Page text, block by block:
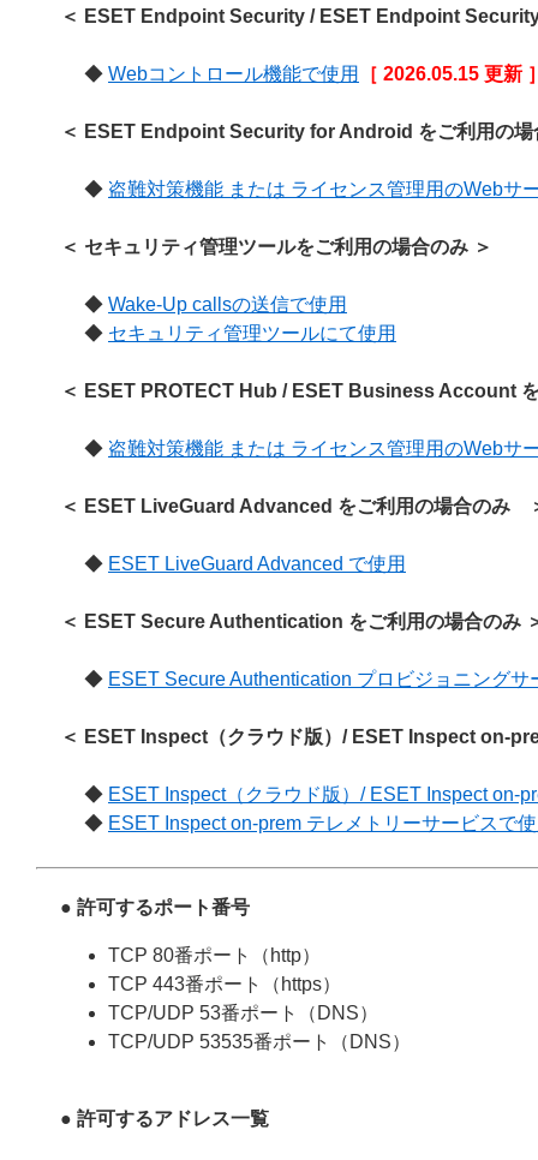
＜ ESET Endpoint Security / ESET Endpoint
◆ Webコントロール機能で使用 ［ 2026.05.15 更新
＜ ESET Endpoint Security for Android をご利用の場
◆ 盗難対策機能 または ライセンス管理用のWebサ
＜ セキュリティ管理ツールをご利用の場合のみ ＞
◆ Wake-Up callsの送信で使用
◆ セキュリティ管理ツールにて使用
＜ ESET PROTECT Hub / ESET Business Account
◆ 盗難対策機能 または ライセンス管理用のWebサ
＜ ESET LiveGuard Advanced をご利用の場合の
◆ ESET LiveGuard Advanced で使用
＜ ESET Secure Authentication をご利用の場合のみ
◆ ESET Secure Authentication プロビジョニング
＜ ESET Inspect（クラウド版）/ ESET Inspect on-
◆ ESET Inspect（クラウド版）/ ESET Inspect on-
◆ ESET Inspect on-prem テレメトリーサービスで
● 許可するポート番号
TCP 80番ポート（http）
TCP 443番ポート（https）
TCP/UDP 53番ポート（DNS）
TCP/UDP 53535番ポート（DNS）
● 許可するアドレス一覧